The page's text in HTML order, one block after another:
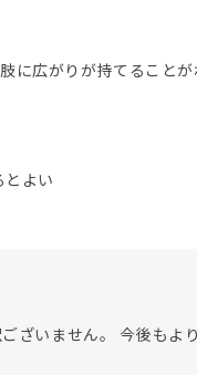
に広がりが持てること
よい
ざいません。 今後もよ